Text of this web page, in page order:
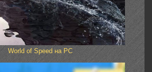
World of Speed на PC